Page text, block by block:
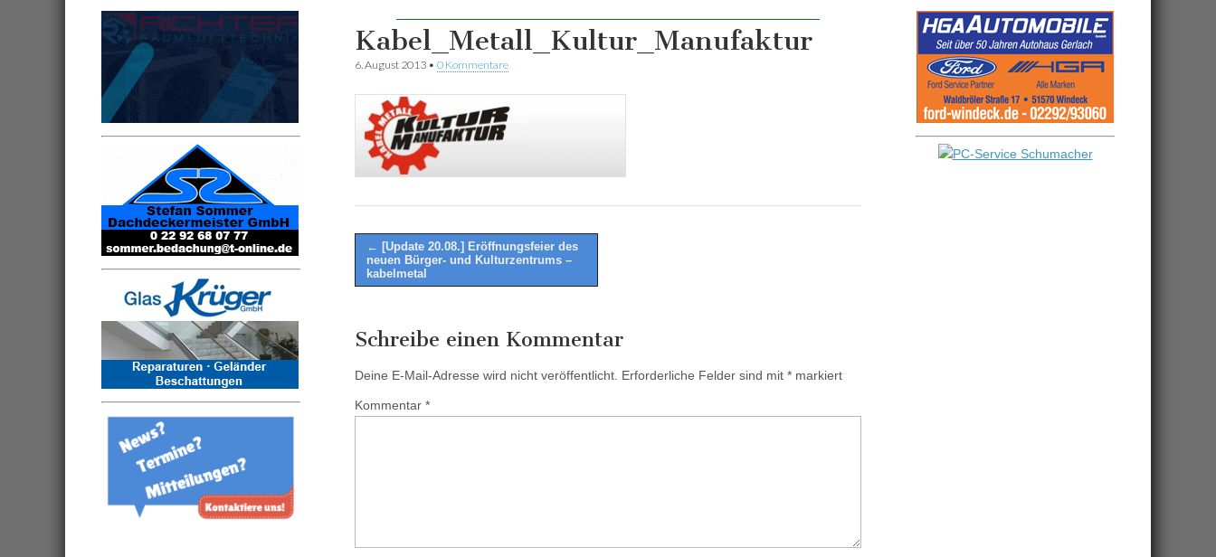
Kabel_Metall_Kultur_Manufaktur
6. August 2013 • 0 Kommentare
Post
navigation
← [Update 20.08.] Eröffnungsfeier des
neuen Bürger- und Kulturzentrums –
kabelmetal
Schreibe einen Kommentar
Deine E-Mail-Adresse wird nicht veröffentlicht. Erforderliche Felder sind mit * markiert
Kommentar *